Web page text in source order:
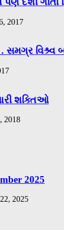
2017
સમગ્ર
શક્તિઓ
2018
2025
2025